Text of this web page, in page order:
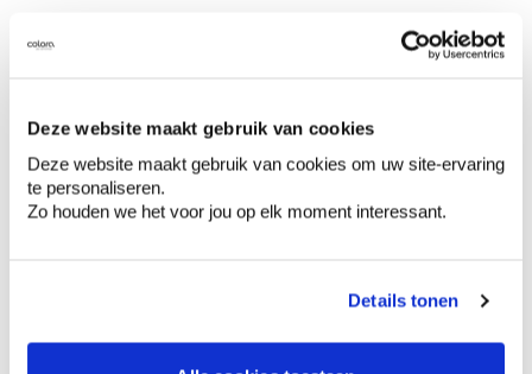
Deze website maakt gebruik van cookies
Deze website maakt gebruik van cookies om uw site-ervaring
te personaliseren.
Zo houden we het voor jou op elk moment interessant.
Details tonen